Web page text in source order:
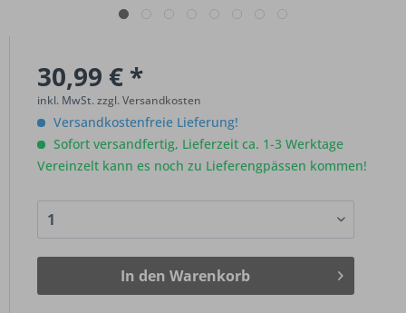
30,99 € *
inkl. MwSt.zzgl. Versandkosten
Versandkostenfreie Lieferung!
Sofort versandfertig, Lieferzeit ca. 1-3 Werktage
Vereinzelt kann es noch zu Lieferengpässen kommen!
In den Warenkorb